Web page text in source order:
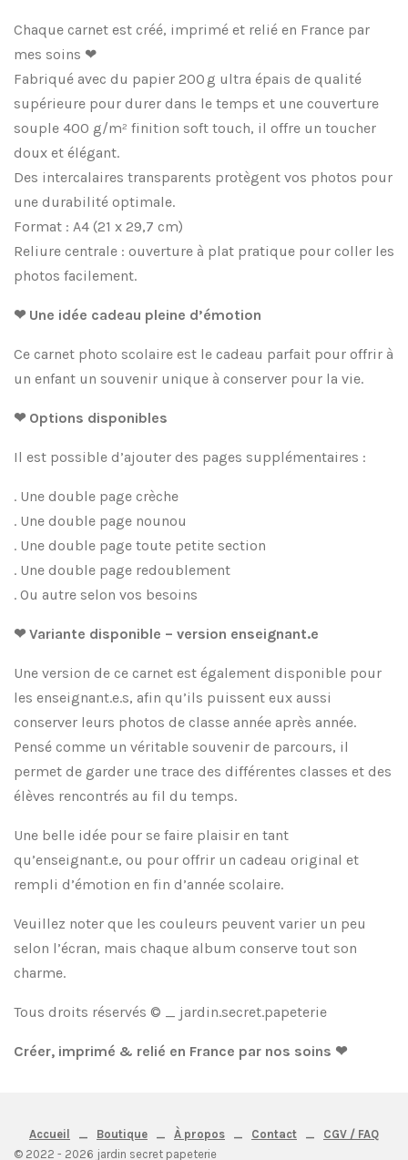
Chaque carnet est créé, imprimé et relié en France par
mes soins ❤
Fabriqué avec du papier 200 g ultra épais de qualité
supérieure pour durer dans le temps et une couverture
souple 400 g/m² finition soft touch, il offre un toucher
doux et élégant.
Des intercalaires transparents protègent vos photos pour
une durabilité optimale.
Format : A4 (21 x 29,7 cm)
Reliure centrale : ouverture à plat pratique pour coller les
photos facilement.
❤ Une idée cadeau pleine d’émotion
Ce carnet photo scolaire est le cadeau parfait pour offrir à
un enfant un souvenir unique à conserver pour la vie.
❤ Options disponibles
Il est possible d’ajouter des pages supplémentaires :
. Une double page crèche
. Une double page nounou
. Une double page toute petite section
. Une double page redoublement
. Ou autre selon vos besoins
❤ Variante disponible – version enseignant.e
Une version de ce carnet est également disponible pour
les enseignant.e.s, afin qu’ils puissent eux aussi
conserver leurs photos de classe année après année.
Pensé comme un véritable souvenir de parcours, il
permet de garder une trace des différentes classes et des
élèves rencontrés au fil du temps.
Une belle idée pour se faire plaisir en tant
qu’enseignant.e, ou pour offrir un cadeau original et
rempli d’émotion en fin d’année scolaire.
Veuillez noter que les couleurs peuvent varier un peu
selon l’écran, mais chaque album conserve tout son
charme.
Tous droits réservés © _ jardin.secret.papeterie
Créer, imprimé & relié en France par nos soins ❤
Accueil Boutique À propos Contact
CGV / FAQ
© 2022 - 2026 jardin secret papeterie